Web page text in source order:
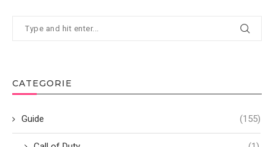
CATEGORIE
Guide (155)